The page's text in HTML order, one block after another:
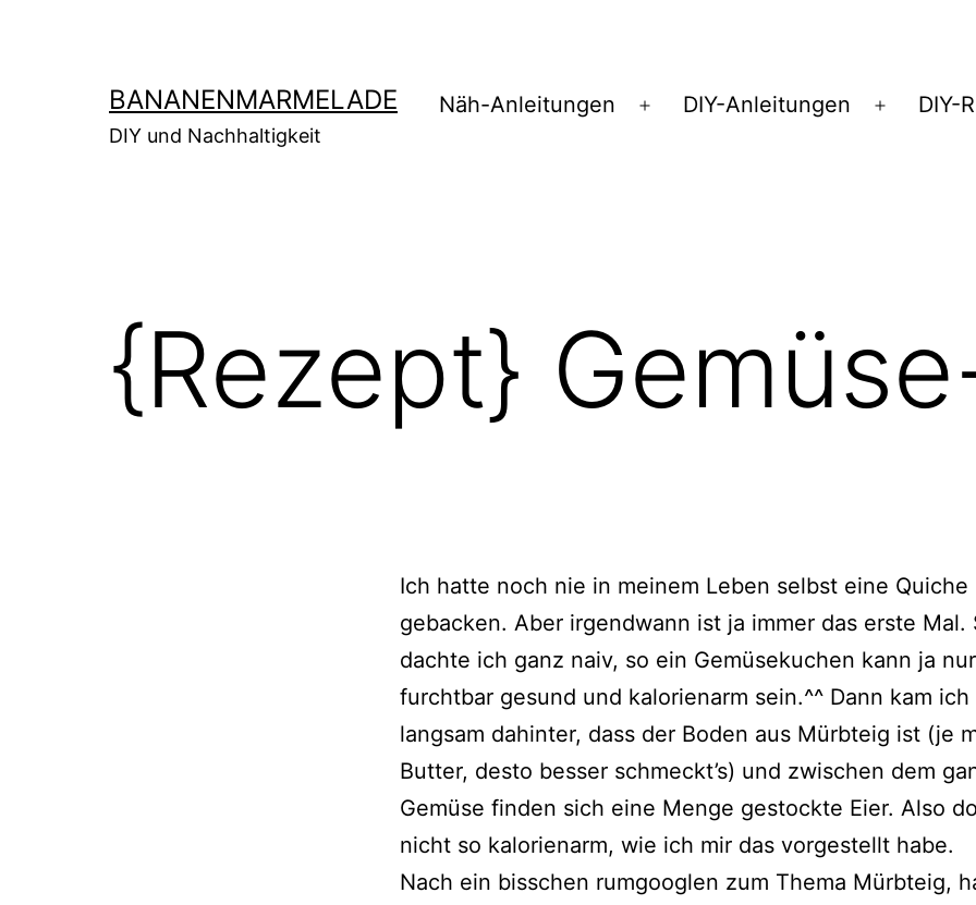
BANANENMARMELADE
DIY und Nachhaltigkeit
Näh-Anleitungen
Menü
DIY-Anleitungen
Menü
DIY-
{Rezept}
Ich hatte noch nie in meinem Leben selbst eine Quiche
gebacken. Aber irgendwann ist ja immer das erste Mal.
dachte ich ganz naiv, so ein Gemüsekuchen kann ja nur
furchtbar gesund und kalorienarm sein.^^ Dann kam ich
langsam dahinter, dass der Boden aus Mürbteig ist (je
Butter, desto besser schmeckt’s) und zwischen dem
Gemüse finden sich eine Menge gestockte Eier. Also
nicht so kalorienarm, wie ich mir das vorgestellt habe.
Nach ein bisschen rumgooglen zum Thema Mürbteig,